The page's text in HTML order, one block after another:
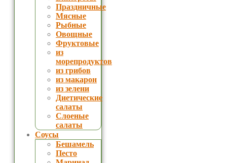
Праздничные
Мясные
Рыбные
Овощные
Фруктовые
из
морепродуктов
из грибов
из макарон
из зелени
Диетические
салаты
Слоеные
салаты
Соусы
Бешамель
Песто